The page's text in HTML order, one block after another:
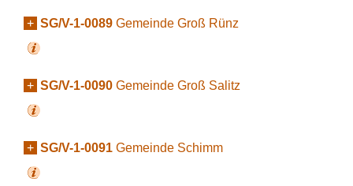
+ SG/V-1-0089 Gemeinde Groß Rünz
+ SG/V-1-0090 Gemeinde Groß Salitz
+ SG/V-1-0091 Gemeinde Schimm